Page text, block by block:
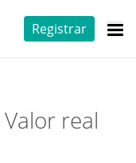
Registrar
Valor real